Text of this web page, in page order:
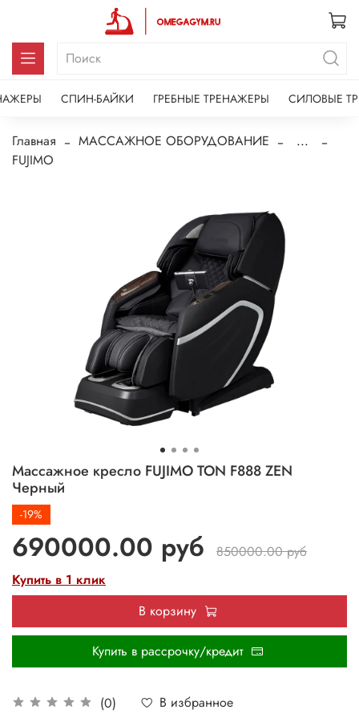
СПИН-БАЙКИ ГРЕБНЫЕ ТРЕНАЖЕРЫ СИЛОВЫЕ
Главная МАССАЖНОЕ ОБОРУДОВАНИЕ
...
FUJIMO
Массажное кресло FUJIMO TON F888 ZEN
Черный
(0) В избранное
-19%
690000.00 руб
850000.00 руб
Купить в 1 клик
В корзину
Купить в рассрочку/кредит